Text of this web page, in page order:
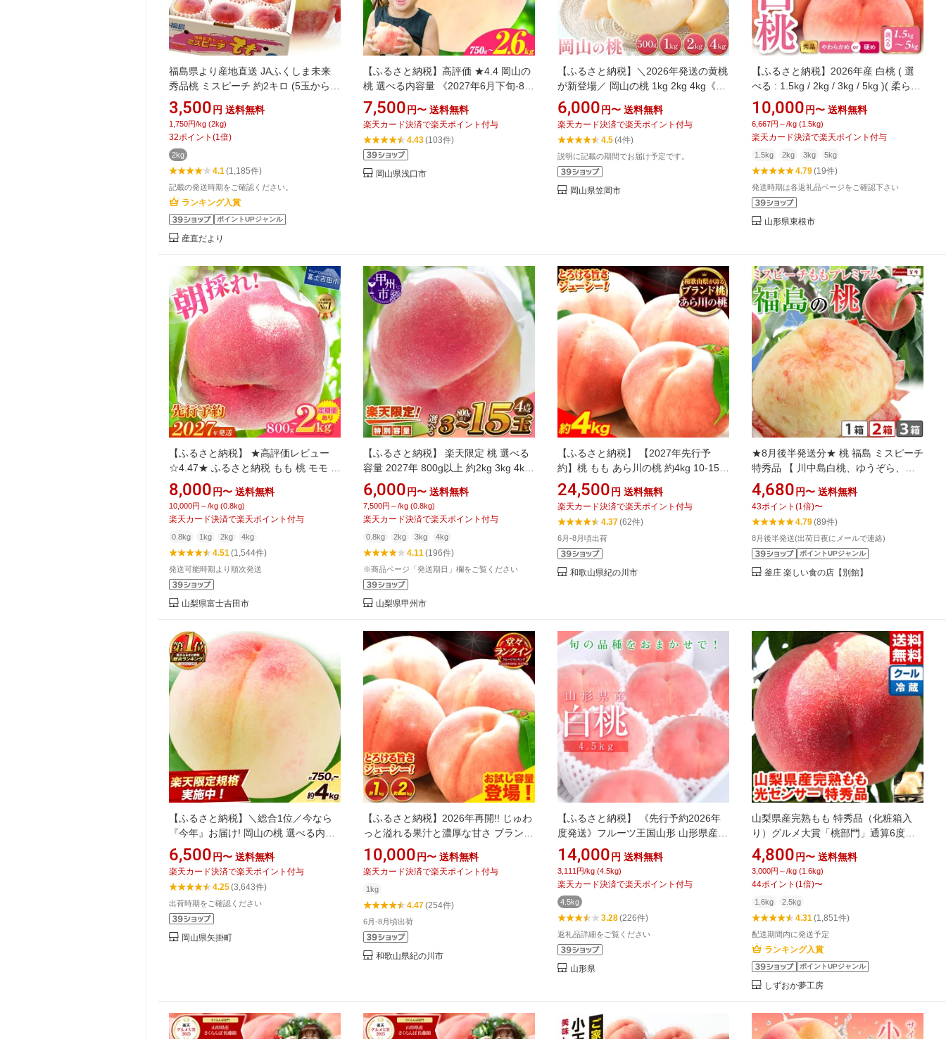
福島県より産地直送 JAふくしま未来
秀品桃 ミスピーチ 約2キロ (5玉から9
玉) 送料無料 もも 桃 お中元 ギフト
3,500円 送料無料
1,750円/kg (2kg)
32ポイント (1 倍)
2kg
4.1 (1,185件)
記載の発送時期をご確認ください。
ランキング入賞
ポイントUPジャンル
産直だより
【ふるさと納税】高評価 ★4.4 岡山の
桃 選べる内容量 《2027年6月下旬-8月
下旬頃発送》桃 白鳳 清水白桃 桃 岡山
もも おすすめ 美味しい 桃 桃 甘い 桃
岡山 桃 高級 数量限定 期間限定 お試し
冷蔵 クール配送 新鮮 厳選 桃
7,500円〜 送料無料
楽天カード決済で楽天ポイント付与
4.43(103件)
岡山県浅口市
【ふるさと納税】＼2026年発送の黄桃
が新登場／ 岡山の桃 1kg 2kg 4kg《黄
桃：2026年8月下旬～9月上旬発送》
《白桃：2027年6月下旬～9月上旬発
送》岡山県 笠岡市 白桃 フルーツ 果物
もも 数量限定 期間限定 お試し 新鮮 厳
選 冷蔵 送料無料 果物 白鳳 クール便
黄桃
6,000円〜 送料無料
楽天カード決済で楽天ポイント付与
4.5(4件)
説明に記載の期間でお届け予定です。
岡山県笠岡市
【ふるさと納税】2026年産 白桃 ( 選
べる : 1.5kg / 2kg / 3kg / 5kg )( 柔らか
め / 硬め )/ 桃 もも モモ ピーチ 白桃
はくとう フルーツ 果物 くだもの 期間
限定 大容量 冷蔵配送 先行予約 農家直
送 産地直送 お取り寄せ グルメ ご当地
特産 産地直送 山形県東根市
10,000円〜 送料無料
6,667円～/kg (1.5kg)
楽天カード決済で楽天ポイント付与
1.5kg 2kg 3kg 5kg
4.79(19件)
発送時期は各返礼品ページをご確認下さい
山形県東根市
【ふるさと納税】 ★高評価レビュー
☆4.47★ ふるさと納税 もも 桃 モモ 【
楽天限定 】 800g以上 約1kg 約2kg 選
べる回数 単品 定期便 2027年発送 先行
予約 高レビュー 新鮮 朝どれ くだもの
フルーツ 産地直送 果物 大玉 冷蔵発送
送料無料
8,000円〜 送料無料
10,000円～/kg (0.8kg)
楽天カード決済で楽天ポイント付与
0.8kg 1kg 2kg 4kg
4.51 (1,544件)
発送可能時期より順次発送
山梨県富士吉田市
【ふるさと納税】 楽天限定 桃 選べる
容量 2027年 800g以上 約2kg 3kg 4kg
3～15玉 もも 山梨 フルーツ ふるさと
納税 桃 産地直送 数量限定 おすすめ 高
評価 白鳳 白桃 先行予約 ランキング ま
ずはお試し （KSF） （クラウドファ
ンディング対象）
6,000円〜 送料無料
7,500円～/kg (0.8kg)
楽天カード決済で楽天ポイント付与
0.8kg 2kg 3kg 4kg
4.11 (196件)
※商品ページ「発送期日」欄をご覧ください
山梨県甲州市
【ふるさと納税】 【2027年先行予
約】桃 もも あら川の桃 約4kg 10-15玉
入り《2027年6月中旬-8月中旬頃出
荷》 果物 フルーツ お取り寄せ 和歌山
あかつき 紀の川 あらかわ 白鳳 日川白
鳳 八旗白鳳 清水白桃 川中島白桃 つき
あかり 荒川の桃 荒川 あらもも
24,500円 送料無料
楽天カード決済で楽天ポイント付与
4.37(62件)
6月-8月頃出荷
和歌山県紀の川市
★8月後半発送分★ 桃 福島 ミスピーチ
特秀品 【 川中島白桃、ゆうぞら、そ
の他品種・1箱6-7玉入 約2kg・8月18-
31日頃発送】 ギフト もも モモ 果物
フルーツ 送料無料 白桃 夏ギフト ※お
届け時期指定不可・同梱不可・沖縄離
島不可
4,680円〜 送料無料
43ポイント (1 倍)〜
4.79(89件)
8月後半発送(出荷日夜にメールで連絡)
ポイントUPジャンル
釜庄 楽しい食の店【別館】
【ふるさと納税】＼総合1位／今なら
『今年』お届け! 岡山の桃 選べる内容
量《先行予約も受付中！》 高評価
★4.2超え！ 安心アフター保障付き 清
水白桃 桃 岡山 桃 シャインマスカット
桃 食べ比べ 数量限定 期間限定 お試し
クール配送 新鮮 厳選 送料無料
6,500円〜 送料無料
楽天カード決済で楽天ポイント付与
4.25(3,643件)
出荷時期をご確認ください
岡山県矢掛町
【ふるさと納税】2026年再開!! じゅわ
っと溢れる果汁と濃厚な甘さ ブランド
品種 あら川の桃 桃 もも 紀州の名産 約
2kg 5-8玉入り 《2026年 or 2027年6月
中旬-8月中旬頃出荷》 紀の川 あらか
わ 白鳳 日川白鳳 八旗白鳳 清水白桃 川
中島白桃 荒川 あら川の桃 和歌山の桃
10,000円〜 送料無料
楽天カード決済で楽天ポイント付与
1kg
4.47(254件)
6月-8月頃出荷
和歌山県紀の川市
【ふるさと納税】 《先行予約2026年
度発送》フルーツ王国山形 山形県産
白桃 ご自宅用 品種おまかせ 4.5kg も
も モモ 桃 デザート フルーツ 果物 く
だもの 果実 食品 山形県 FSY-2742
14,000円 送料無料
3,111円/kg (4.5kg)
楽天カード決済で楽天ポイント付与
4.5kg
3.28(226件)
返礼品詳細をご覧ください
山形県
山梨県産完熟もも 特秀品（化粧箱入
り）グルメ大賞「桃部門」通算6度受
賞!!糖度13度保障のプレミアム特秀品
厳選！品質重視！冷蔵便で発送いたし
ます御中元 送料無料 夏 ギフト 桃 もも
フルーツ北海道、沖縄は別途1,000円
4,800円〜 送料無料
3,000円～/kg (1.6kg)
44ポイント (1 倍)〜
1.6kg 2.5kg
4.31 (1,851件)
配送期間内に発送予定
ランキング入賞
ポイントUPジャンル
しずおか夢工房